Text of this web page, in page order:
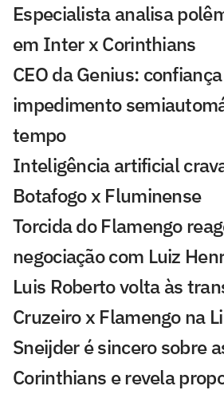
Especialista analisa
em Inter x Corinthians
CEO da Genius:
impedimento
tempo
Inteligência artificial
Botafogo x Fluminense
Torcida do Flamengo
negociação com Luiz
Luis Roberto volta às
Cruzeiro x Flamengo na
Sneijder é sincero sobre
Corinthians e revela